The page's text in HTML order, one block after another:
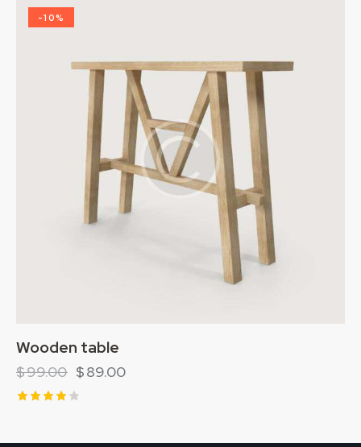
-10%
Wooden table
$99.00 $89.00